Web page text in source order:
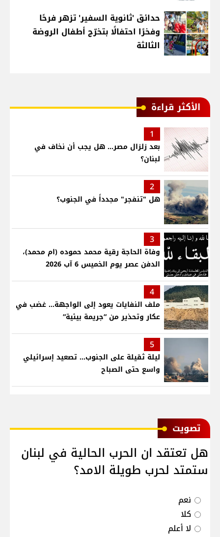
حدائق 'ثانوية السفير' تزهر فرحًا
وفخرًا احتفالًا بتخرّج أطفال الروضة
الثالثة
الأكثر قراءة
1
بعد زلزال مصر... هل يجب أن نخاف في
لبنان؟
2
هل "تنفجر" مجدداً في الجنوب؟
3
وفاة الحاجة رقية محمد حموده (ام محمد)،
الدفن عصر يوم الخميس 6 آب 2026
4
ملف النفايات يعود إلى الواجهة… غضب في
عكار وتحذير من “جريمة بيئية“
5
ليلة ثقيلة على الجنوب... تصعيد إسرائيلي
واسع حتى الصباح
ﺗﺼﻮﻳﺖ
هل تعتقد ان الحرب الحالية في لبنان
ستمتد لحرب طويلة الامد؟
نعم
كلا
لا أعلم